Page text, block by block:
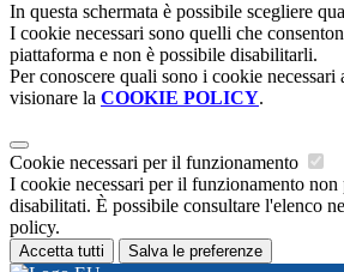
In questa schermata è possibile scegliere
I cookie necessari sono quelli che
piattaforma e non è possibile disabilitarli.
Per conoscere quali sono i cookie
visionare la COOKIE POLICY.
Cookie necessari per il funzionamento
I cookie necessari per il funzionamento non
disabilitati. È possibile consultare l'elenco
policy.
Accetta tutti Salva le preferenze